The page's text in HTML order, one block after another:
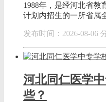
1988年，是经河北省教
计划内招生的一所省属
发布时间：2026-08-06
河北同仁医学
些？